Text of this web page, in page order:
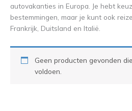
autovakanties in Europa. Je hebt
bestemmingen, maar je kunt ook
Frankrijk, Duitsland en Italië.
Geen producten gevonden
voldoen.